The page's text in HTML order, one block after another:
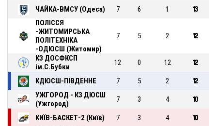
ЧАЙКА-ВМСУ (Одеса) 7 6 1 13
ПОЛІССЯ
-ЖИТОМИРСЬКА
ПОЛІТЕХНІКА
-ОДЮСШ (Житомир)
7 5 2 12
КЗ ДОСФКСП
ім.С.Бубки
12 0 12 12
КДЮСШ-ПІВДЕННЕ 7 5 2 12
УЖГОРОД - КЗ ДЮСШ
(Ужгород)
7 3 4 10
КИЇВ-БАСКЕТ-2 (Київ) 7 3 4 10